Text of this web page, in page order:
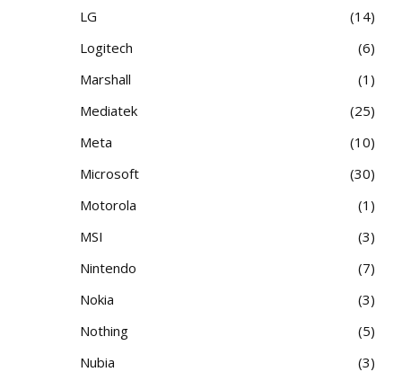
LG
14
Logitech
6
Marshall
1
Mediatek
25
Meta
10
Microsoft
30
Motorola
1
MSI
3
Nintendo
7
Nokia
3
Nothing
5
Nubia
3